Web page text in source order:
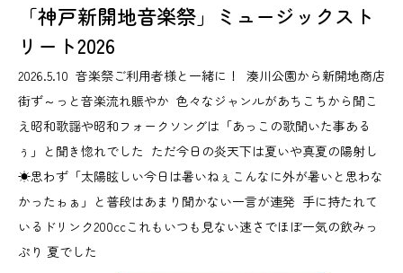
「神戸新開地音楽祭」ミュージックスト
リート2026
2026.5.10 音楽祭ご利用者様と一緒に！ 湊川公園から新開地商店
街ず～っと音楽流れ賑やか 色々なジャンルがあちこちから聞こ
え昭和歌謡や昭和フォークソングは「あっこの歌聞いた事ある
ぅ」と聞き惚れでした ただ今日の炎天下は夏いや真夏の陽射し
☀思わず「太陽眩しい今日は暑いねぇこんなに外が暑いと思わな
かったゎぁ」と普段はあまり聞かない一言が連発 手に持たれて
いるドリンク200ccこれもいつも見ない速さでほぼ一気の飲みっ
ぷり 夏でした